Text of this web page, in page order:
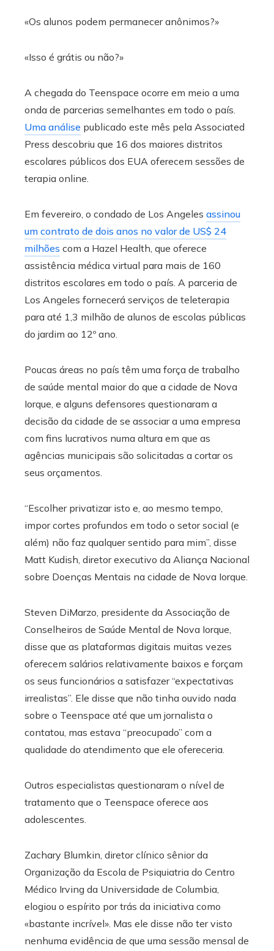
«Os alunos podem permanecer anônimos?»
«Isso é grátis ou não?»
A chegada do Teenspace ocorre em meio a uma
onda de parcerias semelhantes em todo o país.
Uma análise publicado este mês pela Associated
Press descobriu que 16 dos maiores distritos
escolares públicos dos EUA oferecem sessões de
terapia online.
Em fevereiro, o condado de Los Angeles assinou
um contrato de dois anos no valor de US$ 24
milhões com a Hazel Health, que oferece
assistência médica virtual para mais de 160
distritos escolares em todo o país. A parceria de
Los Angeles fornecerá serviços de teleterapia
para até 1,3 milhão de alunos de escolas públicas
do jardim ao 12º ano.
Poucas áreas no país têm uma força de trabalho
de saúde mental maior do que a cidade de Nova
Iorque, e alguns defensores questionaram a
decisão da cidade de se associar a uma empresa
com fins lucrativos numa altura em que as
agências municipais são solicitadas a cortar os
seus orçamentos.
“Escolher privatizar isto e, ao mesmo tempo,
impor cortes profundos em todo o setor social (e
além) não faz qualquer sentido para mim”, disse
Matt Kudish, diretor executivo da Aliança Nacional
sobre Doenças Mentais na cidade de Nova Iorque.
Steven DiMarzo, presidente da Associação de
Conselheiros de Saúde Mental de Nova Iorque,
disse que as plataformas digitais muitas vezes
oferecem salários relativamente baixos e forçam
os seus funcionários a satisfazer “expectativas
irrealistas”. Ele disse que não tinha ouvido nada
sobre o Teenspace até que um jornalista o
contatou, mas estava “preocupado” com a
qualidade do atendimento que ele ofereceria.
Outros especialistas questionaram o nível de
tratamento que o Teenspace oferece aos
adolescentes.
Zachary Blumkin, diretor clínico sênior da
Organização da Escola de Psiquiatria do Centro
Médico Irving da Universidade de Columbia,
elogiou o espírito por trás da iniciativa como
«bastante incrível». Mas ele disse não ter visto
nenhuma evidência de que uma sessão mensal de